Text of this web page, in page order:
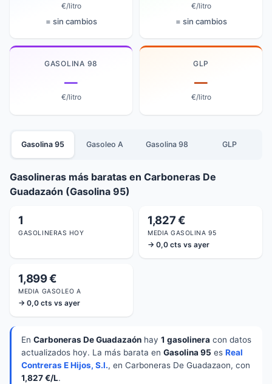
€/litro
= sin cambios
€/litro
= sin cambios
GASOLINA 98
—
€/litro
GLP
—
€/litro
Gasolina 95 Gasoleo A Gasolina 98 GLP
Gasolineras más baratas en Carboneras De
Guadazaón (Gasolina 95)
1
GASOLINERAS HOY
1,827 €
MEDIA GASOLINA 95
→ 0,0 cts vs ayer
1,899 €
MEDIA GASOLEO A
→ 0,0 cts vs ayer
En Carboneras De Guadazaón hay 1 gasolinera con datos
actualizados hoy. La más barata en Gasolina 95 es Real
Contreras E Hijos, S.l., en Carboneras De Guadazaon, con
1,827 €/L.